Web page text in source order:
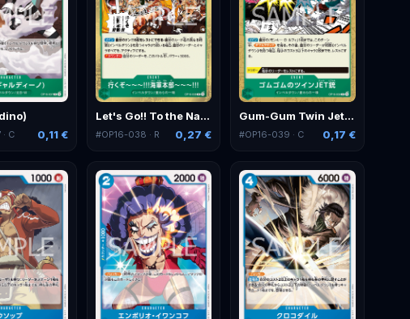
· C 0,11 €
Let's Go!! To the Navy Headquarters!!
#OP16-038 · R 0,27 €
Gum-Gum Twin Jet Pistol
#OP16-039 · C 0,17 €